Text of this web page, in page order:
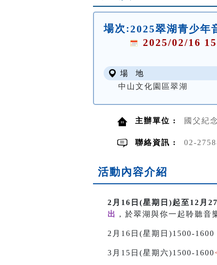
場次:2025翠湖青少年
2025/02/16
場 地
中山文化園區翠湖
主辦單位 : 國父紀
聯絡資訊 : 02-
活動內容介紹
2月16日(星期日)起至12月
出 ，於翠湖與你一起聆聽音
2月16日(星期日)1500-
3月15日(星期六)1500-1600